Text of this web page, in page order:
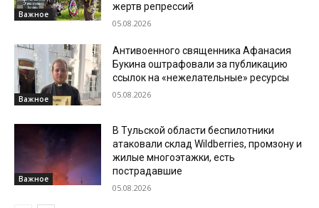
Важное
жертв репрессий
05.08.2026
Важное
Антивоенного священника Афанасия
Букина оштрафовали за публикацию
ссылок на «нежелательные» ресурсы
05.08.2026
Важное
В Тульской области беспилотники
атаковали склад Wildberries, промзону и
жилые многоэтажки, есть
пострадавшие
05.08.2026